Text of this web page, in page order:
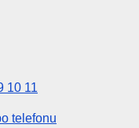
10 11
telefonu